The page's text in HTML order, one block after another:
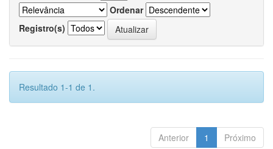
Ordenar
Registro(s)
Resultado 1-1 de 1.
Anterior 1 Próximo